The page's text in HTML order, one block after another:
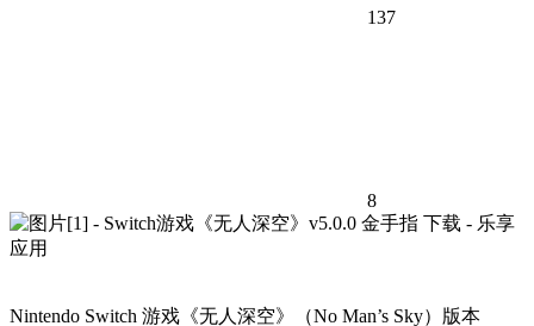
137
8
Nintendo Switch 游戏《无人深空》（No Man’s Sky）版本